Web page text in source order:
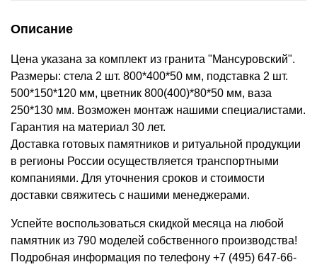
Описание
Цена указана за комплект из гранита "Мансуровский".
Размеры: стела 2 шт. 800*400*50 мм, подставка 2 шт.
500*150*120 мм, цветник 800(400)*80*50 мм, ваза
250*130 мм. Возможен монтаж нашими специалистами.
Гарантия на материал 30 лет.
Доставка готовых памятников и ритуальной продукции
в регионы России осуществляется транспортными
компаниями. Для уточнения сроков и стоимости
доставки свяжитесь с нашими менеджерами.
Успейте воспользоваться скидкой месяца на любой
памятник из 790 моделей собственного производства!
Подробная информация по телефону +7 (495) 647-66-